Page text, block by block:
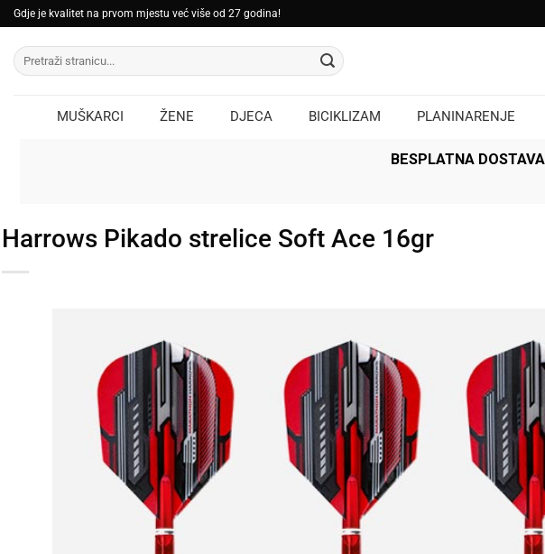
Skip
to
content
Gdje je kvalitet na prvom mjestu već više od 27 godina!
Pretraži:
MUŠKARCI ŽENE DJECA BICIKLIZAM PLANINARENJE
BESPLATNA DOSTAVA
Harrows Pikado strelice Soft Ace 16gr